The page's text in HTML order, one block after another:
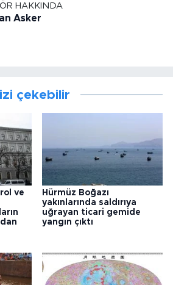
HAKKINDA
Asker
çekebilir
ve
Hürmüz Boğazı
yakınlarında saldırıya
uğrayan ticari gemide
yangın çıktı